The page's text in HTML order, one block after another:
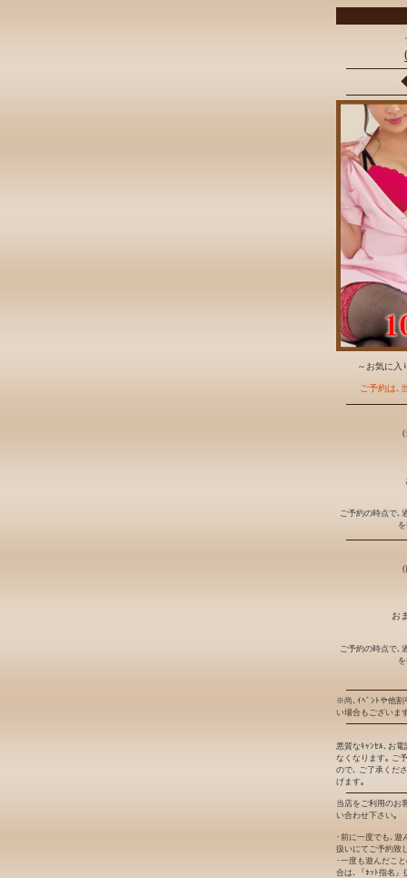
～お気に入
ご予約は､
(
ご予約の時点で､
(
お
ご予約の時点で､
※尚､ｲﾍﾞﾝﾄや他割
い場合もございま
悪質なｷｬﾝｾﾙ､お電
なくなります｡ ご
ので､ ご了承くだ
げます｡
当店をご利用のお
い合わせ下さい｡
･前に一度でも､遊
扱いにてご予約致
･一度も遊んだこ
合は､『ﾈｯﾄ指名』